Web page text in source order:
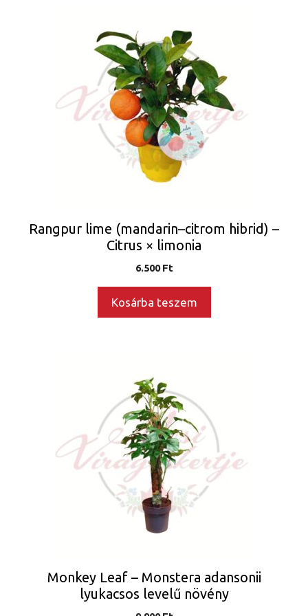
Rangpur lime (mandarin–citrom hibrid) –
Citrus × limonia
6.500Ft
Kosárba teszem
Monkey Leaf – Monstera adansonii
lyukacsos levelű növény